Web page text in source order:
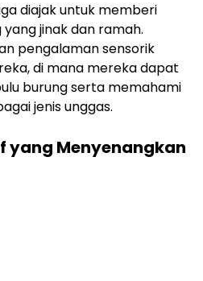
diajak untuk memberi
jinak dan ramah.
pengalaman sensorik
di mana mereka dapat
burung serta memahami
jenis unggas.
yang Menyenangkan